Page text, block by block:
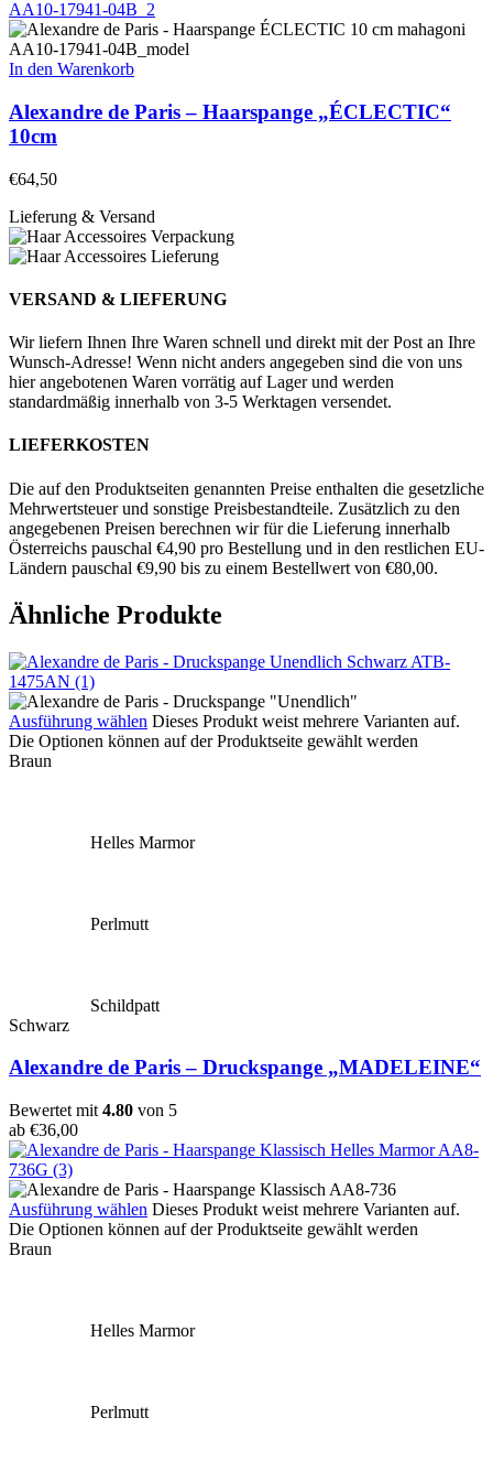
In den Warenkorb
Alexandre de Paris – Haarspange „ÉCLECTIC“
10cm
€64,50
Lieferung & Versand
VERSAND & LIEFERUNG
Wir liefern Ihnen Ihre Waren schnell und direkt mit der Post an Ihre
Wunsch-Adresse! Wenn nicht anders angegeben sind die von uns
hier angebotenen Waren vorrätig auf Lager und werden
standardmäßig innerhalb von 3-5 Werktagen versendet.
LIEFERKOSTEN
Die auf den Produktseiten genannten Preise enthalten die gesetzliche
Mehrwertsteuer und sonstige Preisbestandteile. Zusätzlich zu den
angegebenen Preisen berechnen wir für die Lieferung innerhalb
Österreichs pauschal €4,90 pro Bestellung und in den restlichen EU-
Ländern pauschal €9,90 bis zu einem Bestellwert von €80,00.
Ähnliche Produkte
Ausführung wählen Dieses Produkt weist mehrere Varianten auf.
Die Optionen können auf der Produktseite gewählt werden
Braun
Helles Marmor
Perlmutt
Schildpatt
Schwarz
Alexandre de Paris – Druckspange „MADELEINE“
Bewertet mit 4.80 von 5
ab €36,00
Ausführung wählen Dieses Produkt weist mehrere Varianten auf.
Die Optionen können auf der Produktseite gewählt werden
Braun
Helles Marmor
Perlmutt